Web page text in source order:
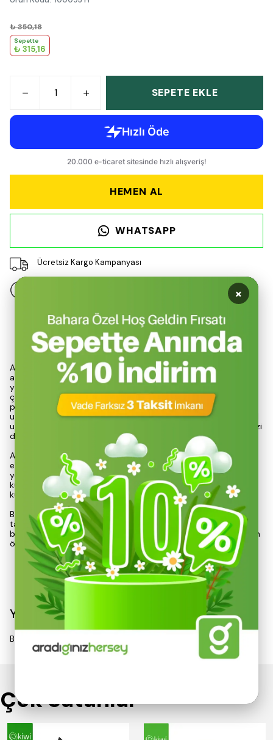
₺ 350,18
Sepette
₺ 315,16
SEPETE EKLE
HEMEN AL
WHATSAPP
Ücretsiz Kargo Kampanyası
Ürün Açıklaması
Alçı malası, inşaat ve dekorasyon projelerinde vazgeçilmez bir
araç olarak öne çıkmaktadır. 35 cm uzunluğundaki bu model,
yay çeliğinden üretilmiş olup, dayanıklılığı ve esnekliği ile dikkat
çekmektedir. Yay çeliği, malanın yüzeyine mükemmel bir
pürüzsüzlük kazandırarak, alçı ve benzeri malzemelerin
uygulanmasında yüksek verimlilik sağlar. Bu özellik, profesyonel
uygulamalarda zaman ve iş gücü tasarrufu sunarak, projelerinizi
daha etkili bir şekilde tamamlamanıza yardımcı olur.
Açık plastik sap, kullanıcı konforunu artırmak amacıyla
ergonomik bir tasarıma sahiptir. Uzun süreli kullanımlarda el
yorgunluğunu en aza indiren bu yapı, hafifliği ile de taşıma ve
kullanım kolaylığı sunar. Hem profesyonel hem de amatör
kullanıcılar için ideal bir seçim olmasını sağlamaktadır.
Bu alçı malası, özellikle iç mekan uygulamalarında, duvar ve
tavan yüzeylerinin düzgün bir şekilde işlenmesi için mükemmel
bir araçtır. Yüksek kaliteli malzemelerden üretilmiş olması, uzun
ömürl
Devamını Göster
Yorumlar
Bu ürün için henüz yorum yapılmamış.
Çok Satanlar
×